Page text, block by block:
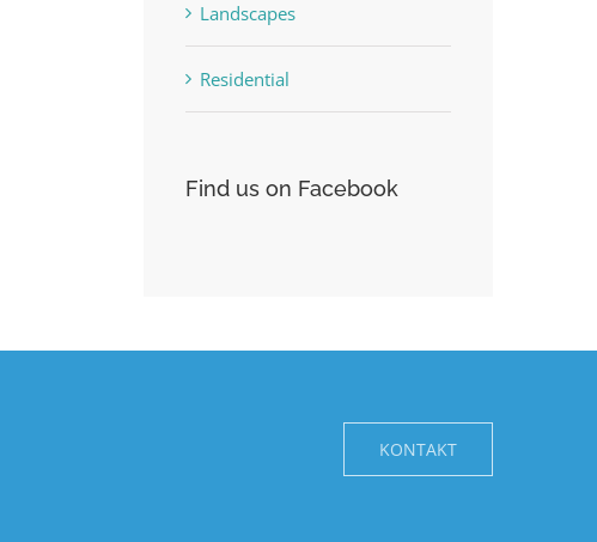
Landscapes
Residential
Find us on Facebook
KONTAKT